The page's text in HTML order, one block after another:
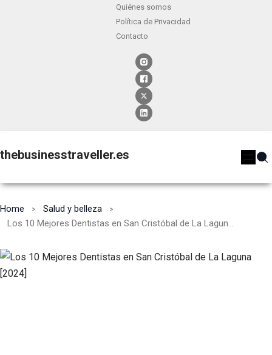
Quiénes somos
Política de Privacidad
Contacto
thebusinesstraveller.es
Home
Salud y belleza
Los 10 Mejores Dentistas en San Cristóbal de La Laguna [2024]